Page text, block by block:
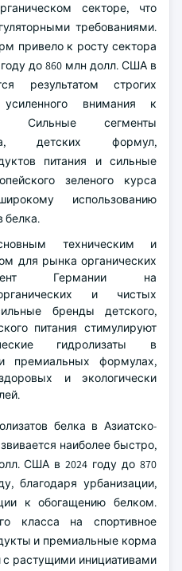
секторе, что
требованиями.
привело к росту сектора
до 860 млн долл. США в
результатом строгих
внимания к
Сильные сегменты
детских формул,
питания и сильные
зеленого курса
использованию
белка.
техническим и
для рынка органических
Германии на
и чистых
бренды детского,
питания стимулируют
гидролизаты в
премиальных формулах,
и экологически
белка в Азиатско-
наиболее быстро,
США в 2024 году до 870
благодаря урбанизации,
к обогащению белком.
класса на спортивное
и премиальные корма
растущими инициативами